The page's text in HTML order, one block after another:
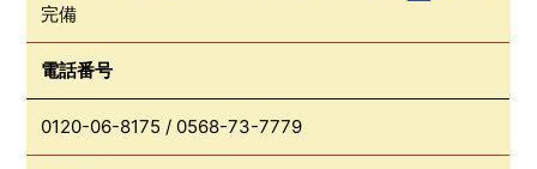
完備
電話番号
0120-06-8175 / 0568-73-7779